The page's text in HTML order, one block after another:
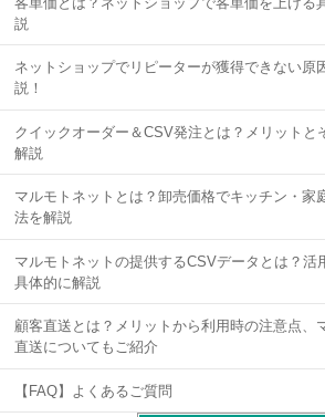
説
ネットショップでリピーターが獲得できない原
説！
クイックオーダー＆CSV発注とは？メリットと
解説
マルモトネットとは？卸売価格でキッチン・家
法を解説
マルモトネットの提供するCSVデータとは？活
具体的に解説
顧客直送とは？メリットから利用時の注意点、
直送についてもご紹介
【FAQ】よくあるご質問